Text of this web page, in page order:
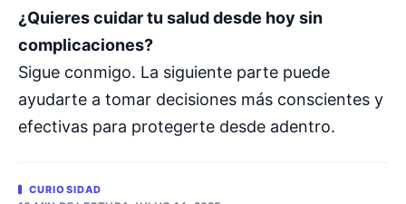
¿Quieres cuidar tu salud desde hoy sin
complicaciones?
Sigue conmigo. La siguiente parte puede
ayudarte a tomar decisiones más conscientes y
efectivas para protegerte desde adentro.
CURIOSIDAD